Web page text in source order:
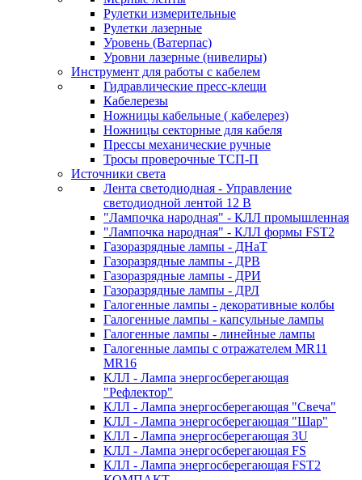
Рулетки измерительные
Рулетки лазерные
Уровень (Ватерпас)
Уровни лазерные (нивелиры)
Инструмент для работы с кабелем
Гидравлические пресс-клещи
Кабелерезы
Ножницы кабельные ( кабелерез)
Ножницы секторные для кабеля
Прессы механические ручные
Тросы проверочные ТСП-П
Источники света
Лента светодиодная - Управление
светодиодной лентой 12 В
"Лампочка народная" - КЛЛ промышленная
"Лампочка народная" - КЛЛ формы FST2
Газоразрядные лампы - ДНаТ
Газоразрядные лампы - ДРВ
Газоразрядные лампы - ДРИ
Газоразрядные лампы - ДРЛ
Галогенные лампы - декоративные колбы
Галогенные лампы - капсульные лампы
Галогенные лампы - линейные лампы
Галогенные лампы с отражателем MR11
MR16
КЛЛ - Лампа энергосберегающая
"Рефлектор"
КЛЛ - Лампа энергосберегающая "Свеча"
КЛЛ - Лампа энергосберегающая "Шар"
КЛЛ - Лампа энергосберегающая 3U
КЛЛ - Лампа энергосберегающая FS
КЛЛ - Лампа энергосберегающая FST2